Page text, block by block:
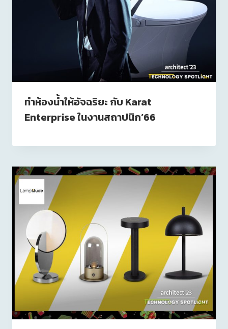
ทำห้องน้ำให้อัจฉริยะ กับ Karat
Enterprise ในงานสถาปนิก’66